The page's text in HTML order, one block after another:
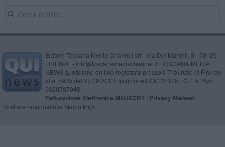
Editore Toscana Media Channel srl - Via Dei Martelli, 8 - 50129
FIRENZE - info@toscanamediachannel.it. TOSCANA MEDIA
NEWS quotidiano on line registrato presso il Tribunale di Firenze
al n. 5935 del 27.09.2013. Iscrizione ROC 22105 - C.F. e P.Iva
0620787048
Fatturazione Elettronica M5UXCR1 | Privacy Nielsen
Direttore responsabile Marco Migli